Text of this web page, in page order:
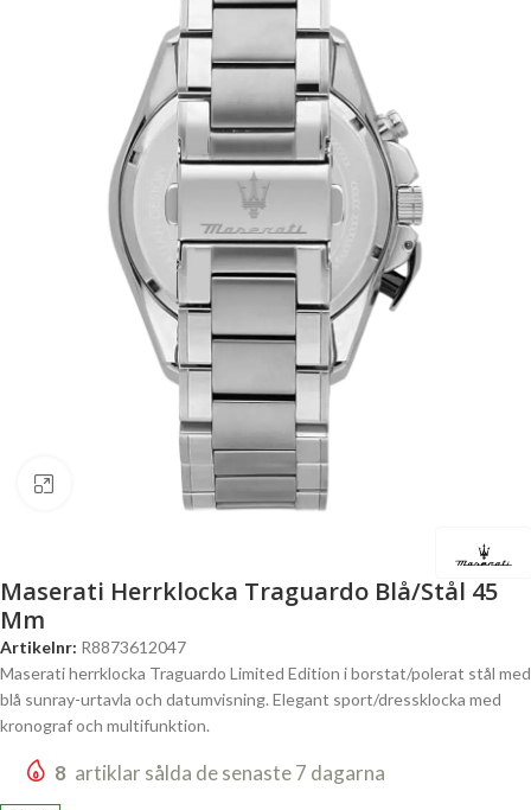
Click to enlarge
Maserati Herrklocka Traguardo Blå/Stål 45
Mm
Artikelnr: R8873612047
Maserati herrklocka Traguardo Limited Edition i borstat/polerat stål med
blå sunray-urtavla och datumvisning. Elegant sport/dressklocka med
kronograf och multifunktion.
8 artiklar sålda de senaste 7 dagarna